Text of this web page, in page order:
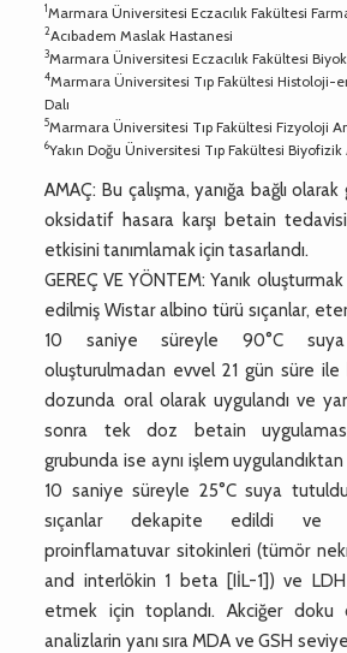
1Marmara Üniversitesi Eczacılık Fakültesi
2Acıbadem Maslak Hastanesi
3Marmara Üniversitesi Eczacılık Fakültesi
4Marmara Üniversitesi Tıp Fakültesi Histoloji-
Dalı
5Marmara Üniversitesi Tıp Fakültesi Fizyoloji
6Yakın Doğu Üniversitesi Tıp Fakültesi Biyofizik
AMAÇ: Bu çalışma, yanığa bağlı
oksidatif hasara karşı betain
etkisini tanımlamak için tasarlandı.
GEREÇ VE YÖNTEM: Yanık
edilmiş Wistar albino türü sıçanlar,
10 saniye süreyle 90°C suya
oluşturulmadan evvel 21 gün süre
dozunda oral olarak uygulandı ve
sonra tek doz betain
grubunda ise aynı işlem
10 saniye süreyle 25°C suya
sıçanlar dekapite edildi ve
proinflamatuvar sitokinleri (tümör
and interlökin 1 beta [IİL-1]) ve
etmek için toplandı. Akciğer doku
analizlarin yanı sıra MDA ve GSH